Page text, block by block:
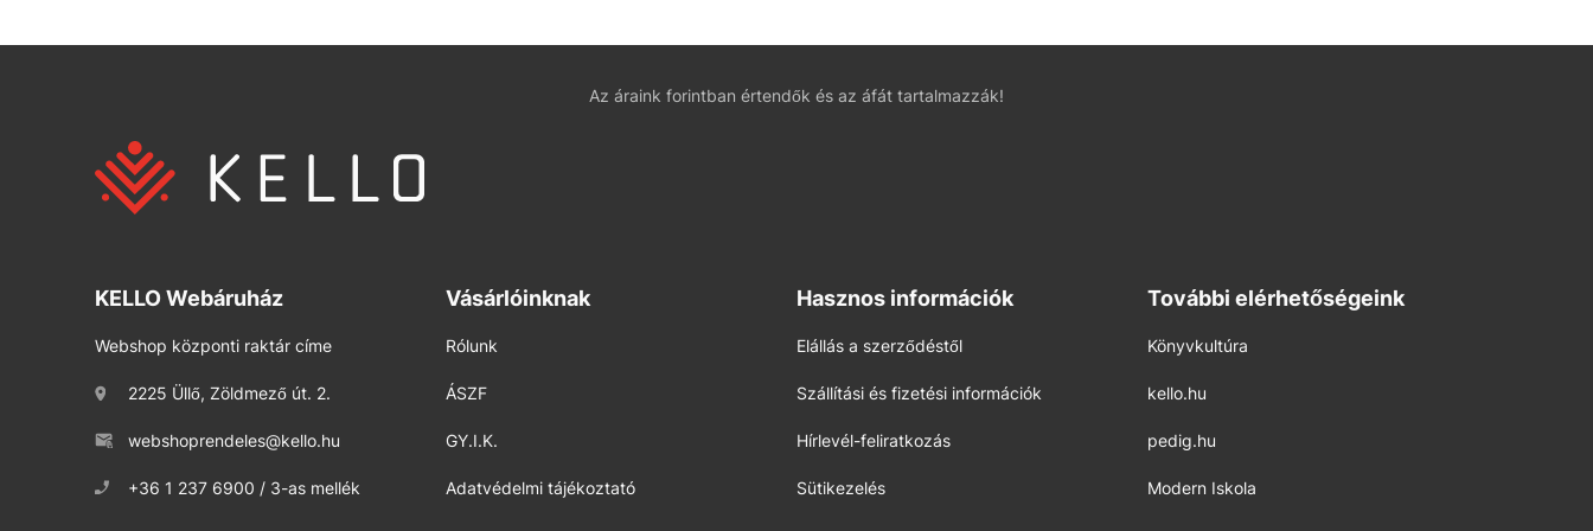
Az áraink forintban értendők és az áfát tartalmazzák!
KELLO Webáruház
Webshop központi raktár címe
2225 Üllő, Zöldmező út. 2.
webshoprendeles@kello.hu
+36 1 237 6900 / 3-as mellék
Vásárlóinknak
Rólunk
ÁSZF
GY.I.K.
Adatvédelmi tájékoztató
Hasznos információk
Elállás a szerződéstől
Szállítási és fizetési információk
Hírlevél-feliratkozás
Sütikezelés
További elérhetőségeink
Könyvkultúra
kello.hu
pedig.hu
Modern Iskola